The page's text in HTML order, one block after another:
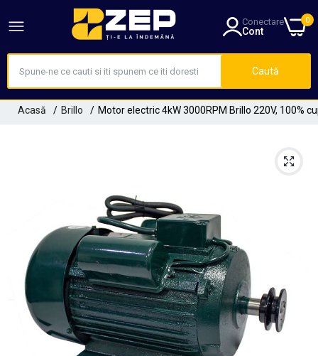
Conectare
Cont
0
Caută
Acasă Brillo Motor electric 4kW 3000RPM Brillo 220V, 100%